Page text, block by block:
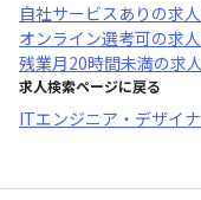
自社サービスあり の求人
オンライン選考可の求人
残業月20時間未満の求人
求人検索ページに戻る
ITエンジニア・デザイ